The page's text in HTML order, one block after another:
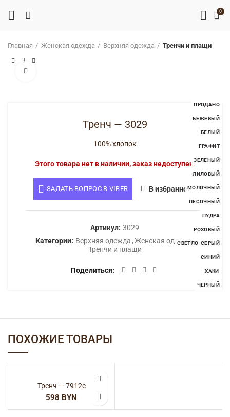
0
Главная Женская одежда Верхняя одежда Тренчи и плащи
ПРОДАНО
БЕЖЕВЫЙ
БЕЛЫЙ
ГРАФИТ
ЗЕЛЕНЫЙ
ЛИЛОВЫЙ
МОЛОЧНЫЙ
ПЕСОЧНЫЙ
ПУДРА
РОЗОВЫЙ
СВЕТЛО-СЕРЫЙ
СИНИЙ
ХАКИ
ЧЕРНЫЙ
Тренч — 3029
100% хлопок
Этого товара нет в наличии, заказ недоступен.
ЗАДАТЬ ВОПРОС В VIBER В избранное
Артикул: 3029
Категории: Верхняя одежда ,Женская одежда,
Тренчи и плащи
Поделиться
ПОХОЖИЕ ТОВАРЫ
Тренч — 7912с
BYN